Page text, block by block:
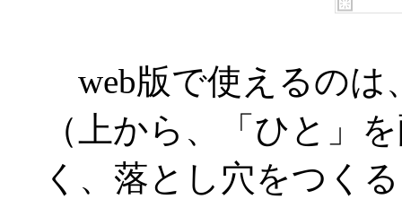
web版で使えるのは
（上から、「ひと」
く、落とし穴をつく